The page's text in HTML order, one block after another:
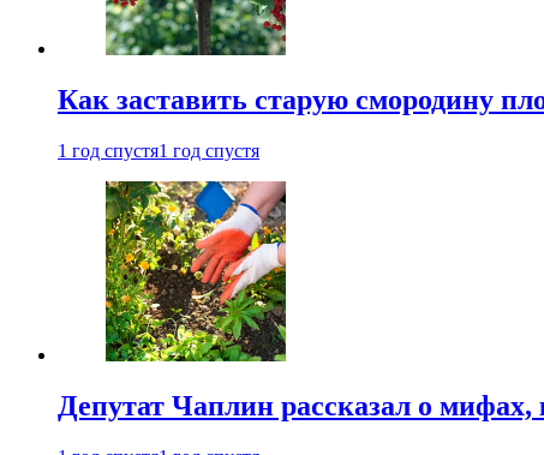
Как заставить старую смородину
1 год спустя1 год спустя
Депутат Чаплин рассказал о